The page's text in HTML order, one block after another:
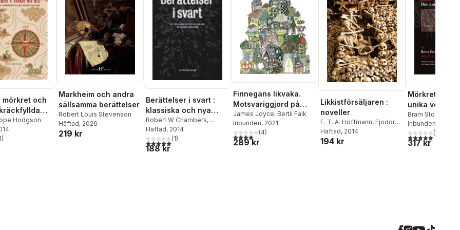
mörkret och
Hodgson
Totalt antal röster:
1)
Markheim och andra
sällsamma berättelser
Robert Louis Stevenson
Häftad, 2026
219 kr
Berättelser i svart :
klassiska och nya
skräckhistorier
Robert W Chambers,
William Hope Hodgson
Gustav Meyrink
Poe,Johan Theorin
Häftad, 2014
5,0utav 5 stjärnor. Totalt antal röster:
(1)
188 kr
Finnegans likvaka.
Motsvariggjord på
svenska av Bertil Falk
James Joyce, Bertil Falk
Inbunden, 2021
4,0utav 5 stjärnor. Totalt antal röster:
(4)
289 kr
Likkistförsäljaren :
noveller
E. T. A. Hoffmann, Fjodor
Dostojevskij
Doyle,Richard Middleton
Häftad, 2014
194 kr
Mörkrets
unika
Dracula
Bram Stoker
Inbunden
5,0utav 5(
317 kr